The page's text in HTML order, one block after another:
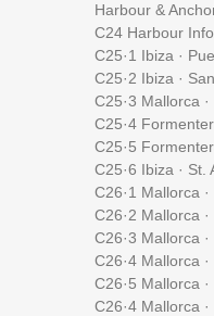
Harbour &
C24 Harbour
C25·1 Ibiza ·
C25·2 Ibiza ·
C25·3 Mallorca
C25·4
C25·5
C25·6 Ibiza ·
C26·1 Mallorca
C26·2 Mallorca
C26·3 Mallorca
C26·4 Mallorca
C26·5 Mallorca
C26·4 Mallorca